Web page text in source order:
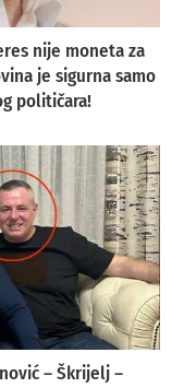
nije moneta za
je sigurna samo
političara!
– Škrijelj –